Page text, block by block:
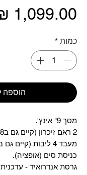
כמות *
הוספה
מסך 9" אינץ'.
2 ראם זיכרון (קיים גם ב4/6/8 ראם זיכרון).
מעבד 4 ליבות (קיים גם ב8 ליבות).
כניסת סים (אופציה).
גרסת אנדרואיד - עדכנית